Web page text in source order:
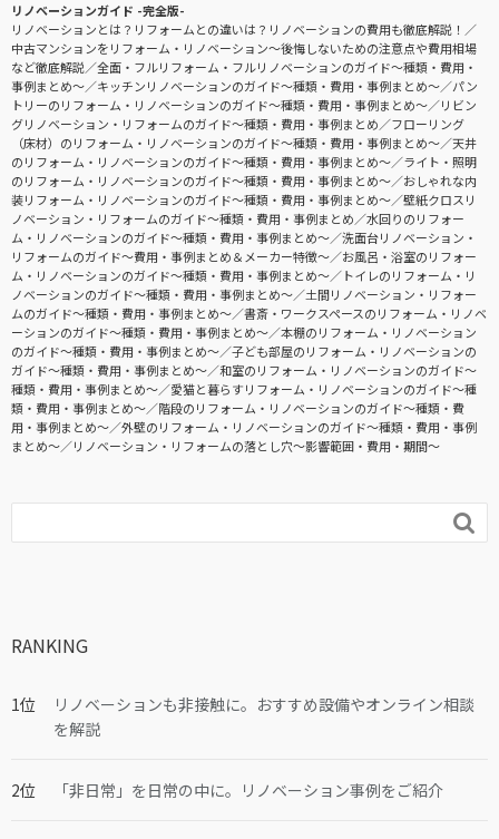
リノベーションガイド -完全版-
リノベーションとは？リフォームとの違いは？リノベーションの費用も徹底解説！
中古マンションをリフォーム・リノベーション〜後悔しないための注意点や費用相場
など徹底解説
全面・フルリフォーム・フルリノベーションのガイド〜種類・費用・
事例まとめ〜
キッチンリノベーションのガイド〜種類・費用・事例まとめ〜
パン
トリーのリフォーム・リノベーションのガイド〜種類・費用・事例まとめ〜
リビン
グリノベーション・リフォームのガイド〜種類・費用・事例まとめ
フローリング
（床材）のリフォーム・リノベーションのガイド〜種類・費用・事例まとめ〜
天井
のリフォーム・リノベーションのガイド〜種類・費用・事例まとめ〜
ライト・照明
のリフォーム・リノベーションのガイド〜種類・費用・事例まとめ〜
おしゃれな内
装リフォーム・リノベーションのガイド〜種類・費用・事例まとめ〜
壁紙クロスリ
ノベーション・リフォームのガイド〜種類・費用・事例まとめ
水回りのリフォー
ム・リノベーションのガイド〜種類・費用・事例まとめ〜
洗面台リノベーション・
リフォームのガイド〜費用・事例まとめ＆メーカー特徴〜
お風呂・浴室のリフォー
ム・リノベーションのガイド〜種類・費用・事例まとめ〜
トイレのリフォーム・リ
ノベーションのガイド〜種類・費用・事例まとめ〜
土間リノベーション・リフォー
ムのガイド〜種類・費用・事例まとめ〜
書斎・ワークスペースのリフォーム・リノベ
ーションのガイド〜種類・費用・事例まとめ〜
本棚のリフォーム・リノベーション
のガイド〜種類・費用・事例まとめ〜
子ども部屋のリフォーム・リノベーションの
ガイド〜種類・費用・事例まとめ〜
和室のリフォーム・リノベーションのガイド〜
種類・費用・事例まとめ〜
愛猫と暮らすリフォーム・リノベーションのガイド〜種
類・費用・事例まとめ〜
階段のリフォーム・リノベーションのガイド〜種類・費
用・事例まとめ〜
外壁のリフォーム・リノベーションのガイド〜種類・費用・事例
まとめ〜
リノベーション・リフォームの落とし穴～影響範囲・費用・期間～

RANKING
リノベーションも非接触に。おすすめ設備やオンライン相談
を解説
「非日常」を日常の中に。リノベーション事例をご紹介